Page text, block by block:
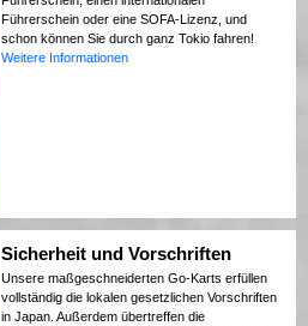
Führerschein oder eine SOFA-Lizenz, und
schon können Sie durch ganz Tokio fahren!
Weitere Informationen
Sicherheit und Vorschriften
Unsere maßgeschneiderten Go-Karts erfüllen
vollständig die lokalen gesetzlichen Vorschriften
in Japan. Außerdem übertreffen die